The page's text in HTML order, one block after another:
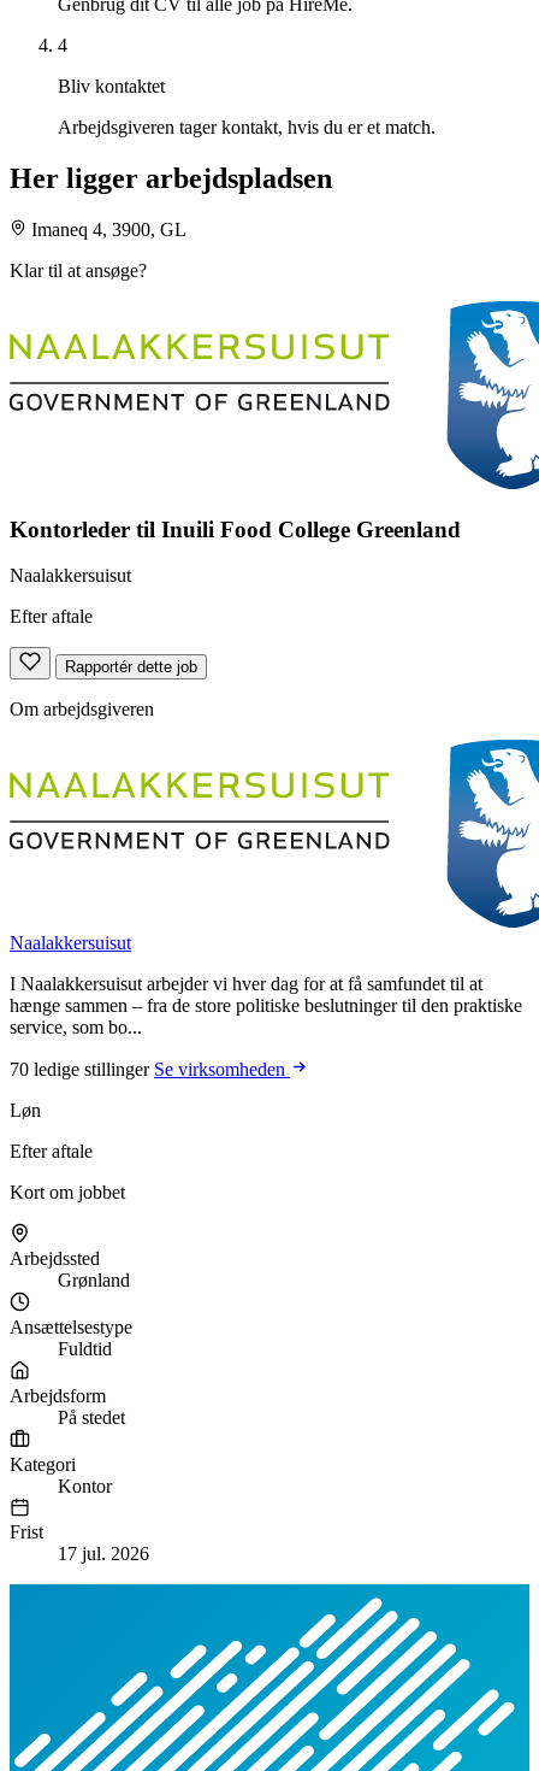
4
Bliv kontaktet
Arbejdsgiveren tager kontakt, hvis du er et match.
Her ligger arbejdspladsen
Imaneq 4, 3900, GL
Klar til at ansøge?
Kontorleder til Inuili Food College Greenland
Naalakkersuisut
Efter aftale
Rapportér dette job
Om arbejdsgiveren
Naalakkersuisut
I Naalakkersuisut arbejder vi hver dag for at få samfundet til at
hænge sammen – fra de store politiske beslutninger til den praktiske
service, som bo...
70 ledige stillinger Se virksomheden
Løn
Efter aftale
Kort om jobbet
Arbejdssted
Grønland
Ansættelsestype
Fuldtid
Arbejdsform
På stedet
Kategori
Kontor
Frist
17 jul. 2026